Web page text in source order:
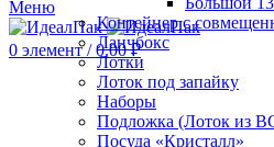
Меню
0 элемент / 0.00₽
Контейнер с
Ланчбокс
Лотки
Лоток под запайку
Наборы
Подложка (Лоток из
Посуда «Кристалл»